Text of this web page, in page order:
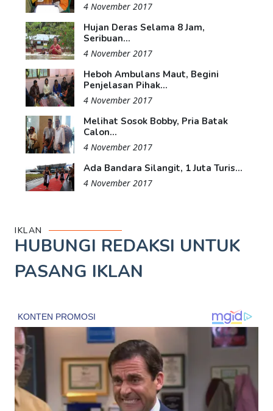
4 November 2017
Hujan Deras Selama 8 Jam,
Seribuan...
4 November 2017
Heboh Ambulans Maut, Begini
Penjelasan Pihak...
4 November 2017
Melihat Sosok Bobby, Pria Batak
Calon...
4 November 2017
Ada Bandara Silangit, 1 Juta Turis...
4 November 2017
IKLAN
HUBUNGI REDAKSI UNTUK
PASANG IKLAN